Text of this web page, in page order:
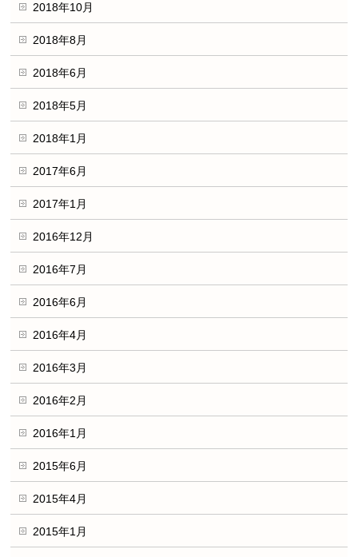
2018年10月
2018年8月
2018年6月
2018年5月
2018年1月
2017年6月
2017年1月
2016年12月
2016年7月
2016年6月
2016年4月
2016年3月
2016年2月
2016年1月
2015年6月
2015年4月
2015年1月